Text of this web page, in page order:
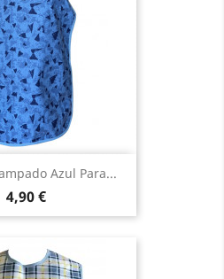
Azul Para...
Precio
4,90 €